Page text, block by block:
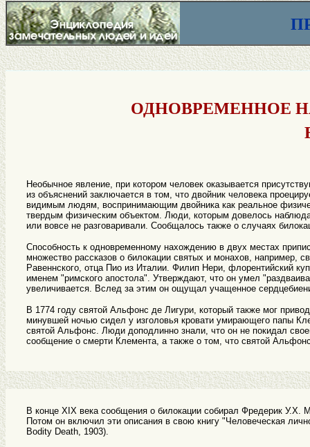
ОДНОВРЕМЕННОЕ
Необычное явление, при котором человек оказывается
из объяснений заключается в том, что двойник человека
видимым людям, воспринимающим двойника как реальное
твердым физическим объектом. Люди, которым довелось
или вовсе не разговаривали. Сообщалось также о случаях
Способность к одновременному нахождению в двух местах
множество рассказов о билокации святых и монахов, например,
Равеннского, отца Пио из Италии. Филип Нери, флорентийский
именем "римского апостола". Утверждают, что он умел
увеличивается. Вслед за этим он ощущал учащенное
В 1774 году святой Альфонс де Лигури, который также мог
минувшей ночью сидел у изголовья кровати умирающего папы
святой Альфонс. Люди доподлинно знали, что он не покидал
сообщение о смерти Клемента, а также о том, что святой
В конце XIX века сообщения о билокации собирал Фредерик У.Х.
Потом он включил эти описания в свою книгу "Человеческая
Bodity Death, 1903).